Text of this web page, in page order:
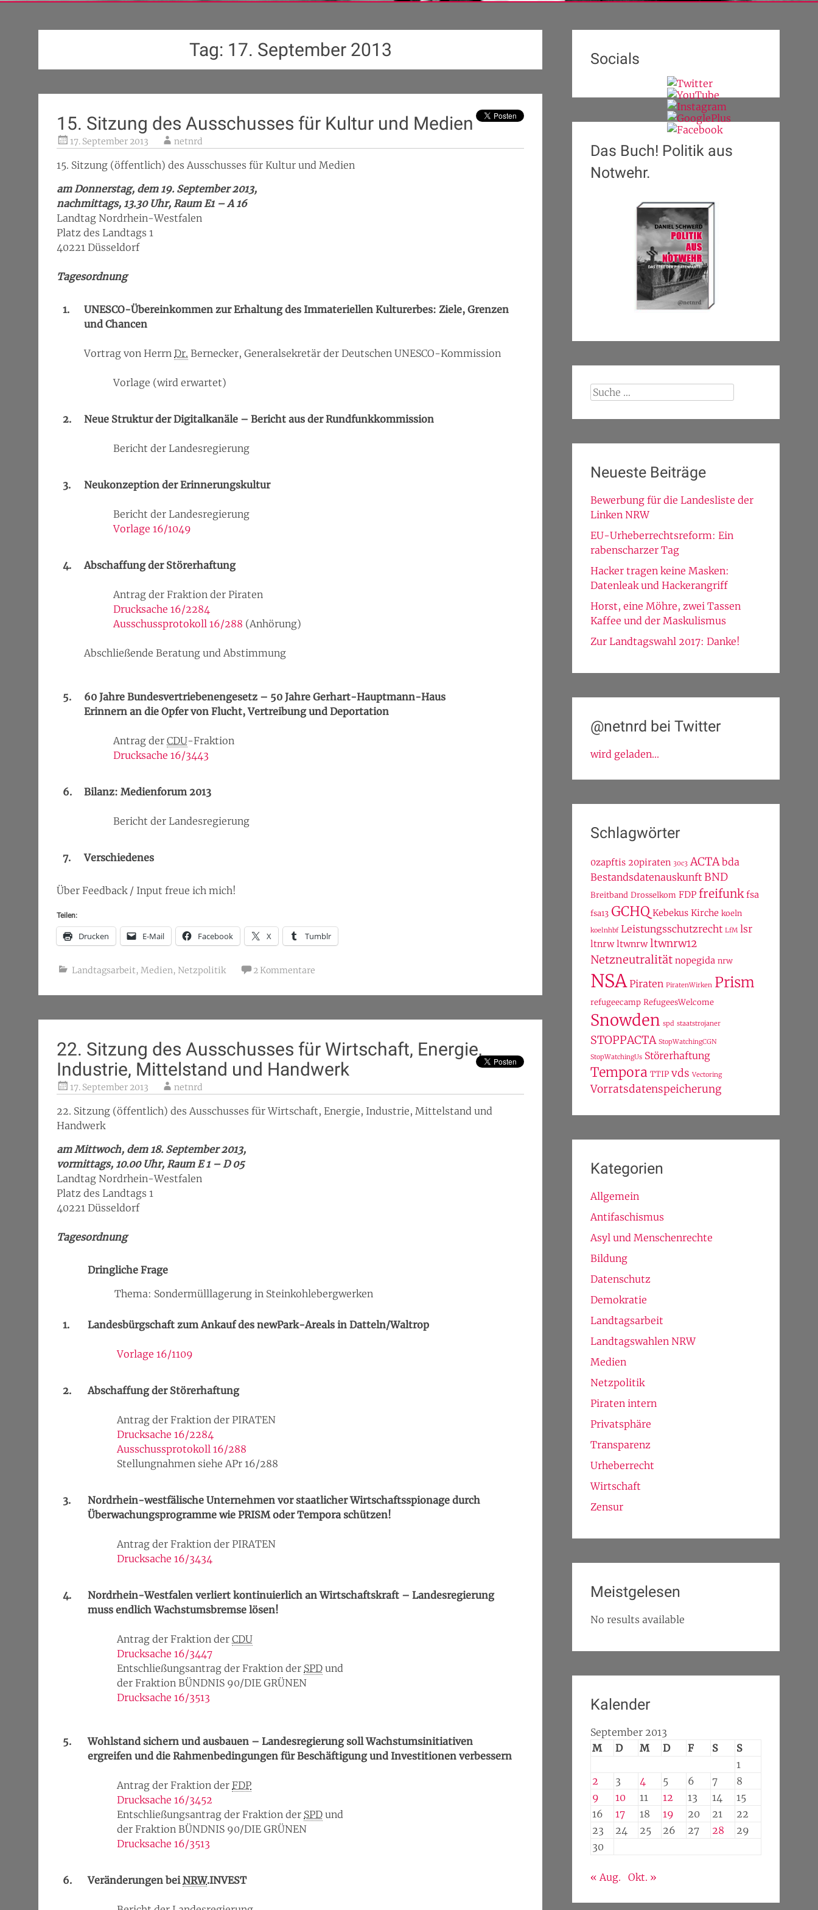
Tag: 17. September 2013
15. Sitzung des Ausschusses für Kultur und Medien
17. September 2013 netnrd
15. Sitzung (öffentlich) des Ausschusses für Kultur und Medien
am Donnerstag, dem 19. September 2013,
nachmittags, 13.30 Uhr, Raum E1 – A 16
Landtag Nordrhein-Westfalen
Platz des Landtags 1
40221 Düsseldorf
Tagesordnung
1.
UNESCO-Übereinkommen zur Erhaltung des Immateriellen Kulturerbes: Ziele, Grenzen
und Chancen
Vortrag von Herrn Dr. Bernecker, Generalsekretär der Deutschen UNESCO-Kommission
Vorlage (wird erwartet)
2. Neue Struktur der Digitalkanäle – Bericht aus der Rundfunkkommission
Bericht der Landesregierung
3. Neukonzeption der Erinnerungskultur
Bericht der Landesregierung
Vorlage 16/1049
4. Abschaffung der Störerhaftung
Antrag der Fraktion der Piraten
Drucksache 16/2284
Ausschussprotokoll 16/288 (Anhörung)
Abschließende Beratung und Abstimmung
5.
60 Jahre Bundesvertriebenengesetz – 50 Jahre Gerhart-Hauptmann-Haus
Erinnern an die Opfer von Flucht, Vertreibung und Deportation
Antrag der CDU-Fraktion
Drucksache 16/3443
6. Bilanz: Medienforum 2013
Bericht der Landesregierung
7. Verschiedenes
Über Feedback / Input freue ich mich!
Teilen:
Drucken E-Mail Facebook X Tumblr
Landtagsarbeit, Medien, Netzpolitik 2 Kommentare
22. Sitzung des Ausschusses für Wirtschaft, Energie,
Industrie, Mittelstand und Handwerk
17. September 2013 netnrd
22. Sitzung (öffentlich) des Ausschusses für Wirtschaft, Energie, Industrie, Mittelstand und
Handwerk
am Mittwoch, dem 18. September 2013,
vormittags, 10.00 Uhr, Raum E 1 – D 05
Landtag Nordrhein-Westfalen
Platz des Landtags 1
40221 Düsseldorf
Tagesordnung
Dringliche Frage
Thema: Sondermülllagerung in Steinkohlebergwerken
1. Landesbürgschaft zum Ankauf des newPark-Areals in Datteln/Waltrop
Vorlage 16/1109
2. Abschaffung der Störerhaftung
Antrag der Fraktion der PIRATEN
Drucksache 16/2284
Ausschussprotokoll 16/288
Stellungnahmen siehe APr 16/288
3.
Nordrhein-westfälische Unternehmen vor staatlicher Wirtschaftsspionage durch
Überwachungsprogramme wie PRISM oder Tempora schützen!
Antrag der Fraktion der PIRATEN
Drucksache 16/3434
4.
Nordrhein-Westfalen verliert kontinuierlich an Wirtschaftskraft – Landesregierung
muss endlich Wachstumsbremse lösen!
Antrag der Fraktion der CDU
Drucksache 16/3447
Entschließungsantrag der Fraktion der SPD und
der Fraktion BÜNDNIS 90/DIE GRÜNEN
Drucksache 16/3513
5.
Wohlstand sichern und ausbauen – Landesregierung soll Wachstumsinitiativen
ergreifen und die Rahmenbedingungen für Beschäftigung und Investitionen verbessern
Antrag der Fraktion der FDP
Drucksache 16/3452
Entschließungsantrag der Fraktion der SPD und
der Fraktion BÜNDNIS 90/DIE GRÜNEN
Drucksache 16/3513
6. Veränderungen beiNRW.INVEST
Socials
Das Buch! Politik aus
Notwehr.
Suche
Neueste Beiträge
Bewerbung für die Landesliste der
Linken NRW
EU-Urheberrechtsreform: Ein
rabenscharzer Tag
Hacker tragen keine Masken:
Datenleak und Hackerangriff
Horst, eine Möhre, zwei Tassen
Kaffee und der Maskulismus
Zur Landtagswahl 2017: Danke!
@netnrd bei Twitter
wird geladen...
Schlagwörter
0zapftis 20piraten 30c3 ACTA bda
Bestandsdatenauskunft BND
Breitband Drosselkom FDP freifunk fsa
fsa13 GCHQ Kebekus Kirche koeln
koelnhbf Leistungsschutzrecht LfM lsr
ltnrw ltwnrw ltwnrw12
Netzneutralität nopegida nrw
NSA Piraten PiratenWirken Prism
refugeecamp RefugeesWelcome
Snowden spd staatstrojaner
STOPPACTA StopWatchingCGN
StopWatchingUs Störerhaftung
Tempora TTIP vds Vectoring
Vorratsdatenspeicherung
Kategorien
Allgemein
Antifaschismus
Asyl und Menschenrechte
Bildung
Datenschutz
Demokratie
Landtagsarbeit
Landtagswahlen NRW
Medien
Netzpolitik
Piraten intern
Privatsphäre
Transparenz
Urheberrecht
Wirtschaft
Zensur
Meistgelesen
No results available
Kalender
September 2013
M
D M D F S
S
1
2
3 4 5 6 7
8
9
10 11 12 13 14
15
16
17 18 19 20 21
22
23
24 25 26 27 28
29
30
« Aug. Okt. »